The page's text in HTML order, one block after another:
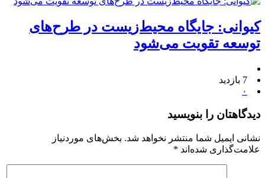
کیوانی: جایگاه محیط‌زیست در طرح‌های
توسعه تقویت می‌شود
7 بازدید
۰
دیدگاهتان را بنویسید
نشانی ایمیل شما منتشر نخواهد شد. بخش‌های موردنیاز
علامت‌گذاری شده‌اند *